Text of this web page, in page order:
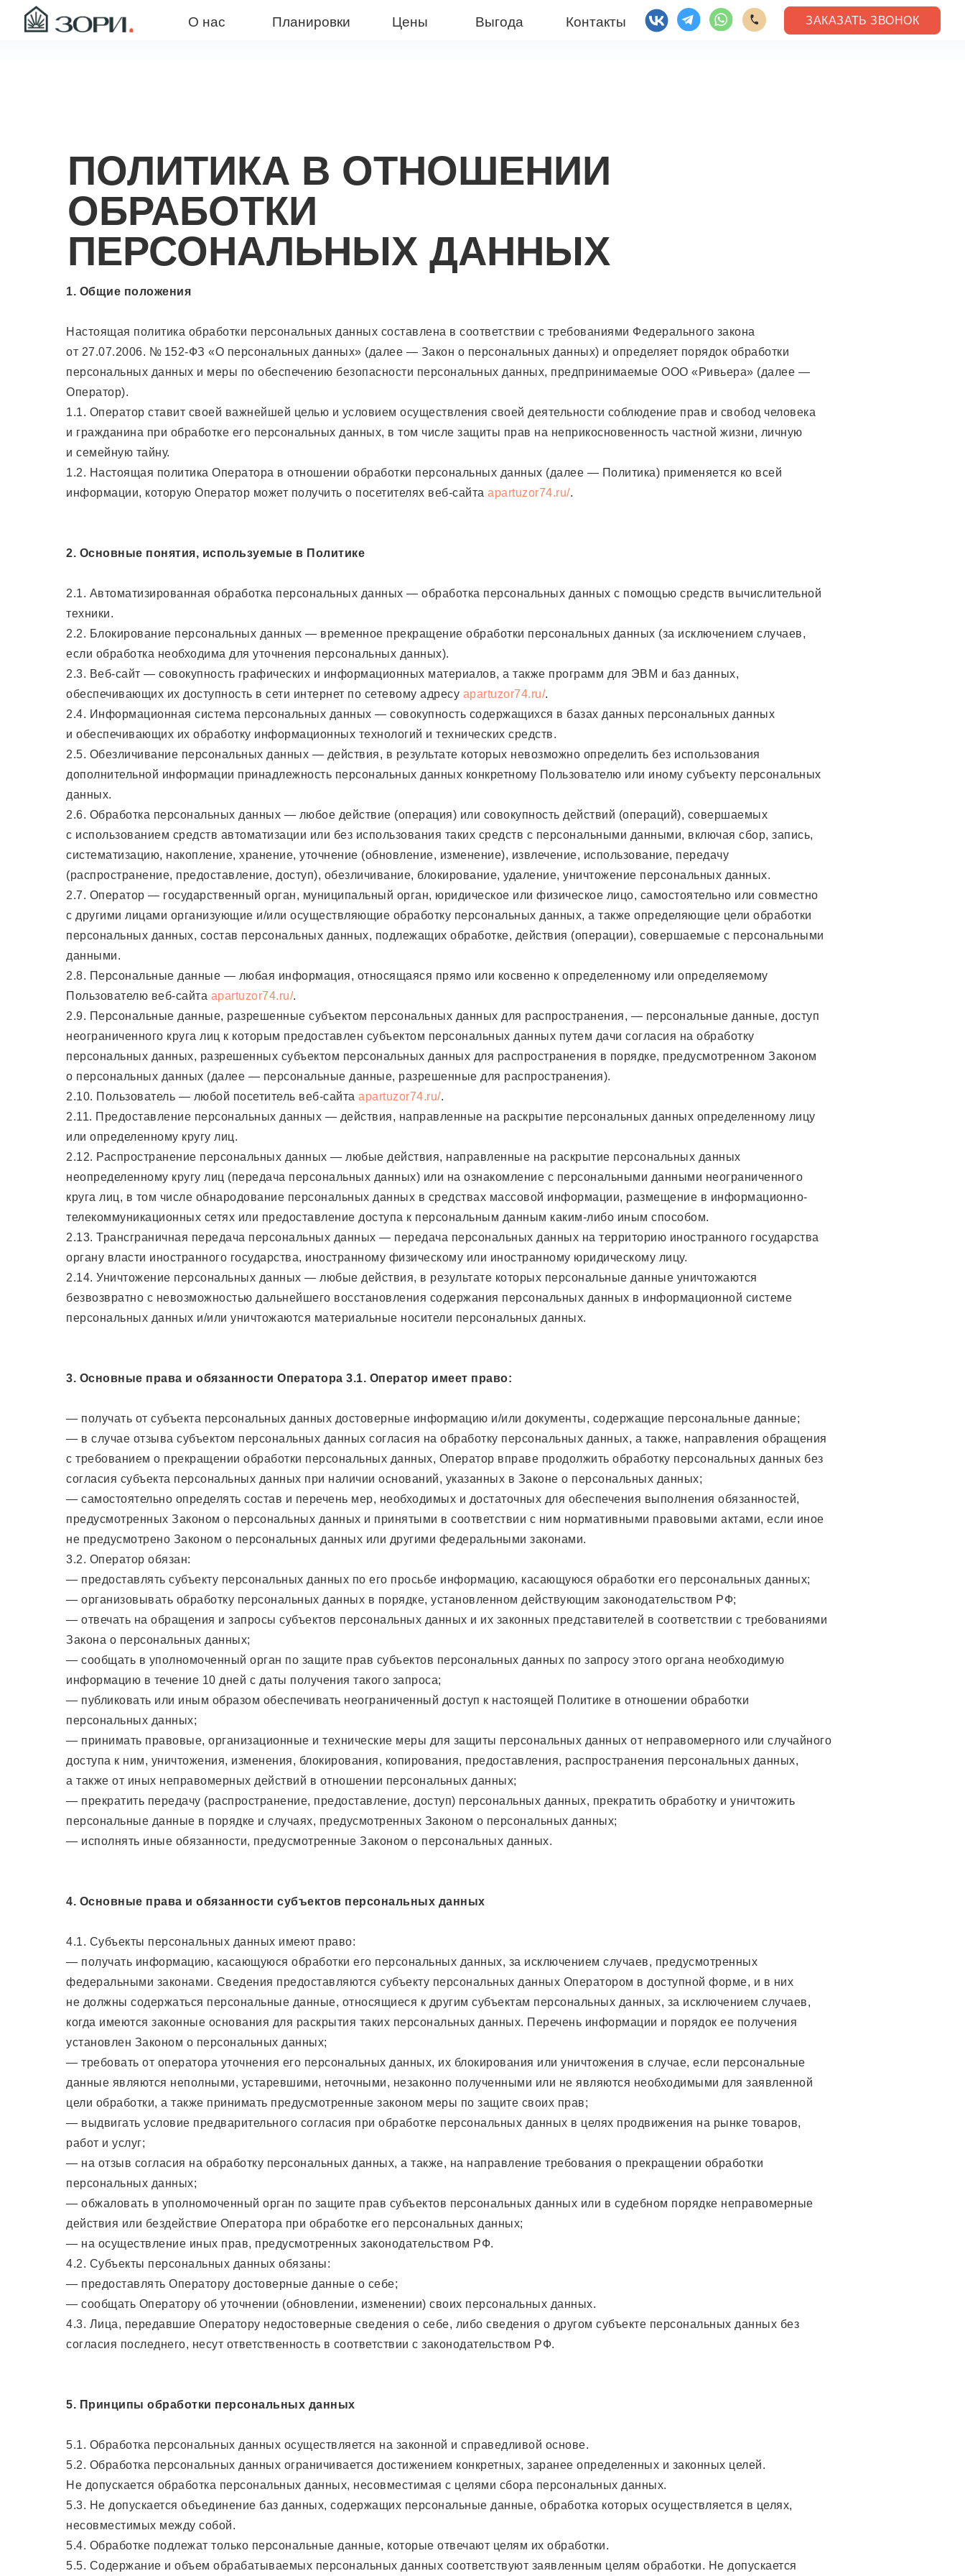
ЗАКАЗАТЬ ЗВОНОК
О нас Планировки Выгода Контакты
1. Общие положения
Настоящая политика обработки персональных данных составлена в соответствии с требованиями Федерального закона
от 27.07.2006. № 152-ФЗ «О персональных данных» (далее — Закон о персональных данных) и определяет порядок обработки
персональных данных и меры по обеспечению безопасности персональных данных, предпринимаемые ООО «Ривьера» (далее —
Оператор).
1.1. Оператор ставит своей важнейшей целью и условием осуществления своей деятельности соблюдение прав и свобод человека
и гражданина при обработке его персональных данных, в том числе защиты прав на неприкосновенность частной жизни, личную
и семейную тайну.
1.2. Настоящая политика Оператора в отношении обработки персональных данных (далее — Политика) применяется ко всей
информации, которую Оператор может получить о посетителях веб-сайта apartuzor74.ru/.
2. Основные понятия, используемые в Политике
2.1. Автоматизированная обработка персональных данных — обработка персональных данных с помощью средств вычислительной
техники.
2.2. Блокирование персональных данных — временное прекращение обработки персональных данных (за исключением случаев,
если обработка необходима для уточнения персональных данных).
2.3. Веб-сайт — совокупность графических и информационных материалов, а также программ для ЭВМ и баз данных,
обеспечивающих их доступность в сети интернет по сетевому адресу apartuzor74.ru/.
2.4. Информационная система персональных данных — совокупность содержащихся в базах данных персональных данных
и обеспечивающих их обработку информационных технологий и технических средств.
2.5. Обезличивание персональных данных — действия, в результате которых невозможно определить без использования
дополнительной информации принадлежность персональных данных конкретному Пользователю или иному субъекту персональных
данных.
2.6. Обработка персональных данных — любое действие (операция) или совокупность действий (операций), совершаемых
с использованием средств автоматизации или без использования таких средств с персональными данными, включая сбор, запись,
систематизацию, накопление, хранение, уточнение (обновление, изменение), извлечение, использование, передачу
(распространение, предоставление, доступ), обезличивание, блокирование, удаление, уничтожение персональных данных.
2.7. Оператор — государственный орган, муниципальный орган, юридическое или физическое лицо, самостоятельно или совместно
с другими лицами организующие и/или осуществляющие обработку персональных данных, а также определяющие цели обработки
персональных данных, состав персональных данных, подлежащих обработке, действия (операции), совершаемые с персональными
данными.
2.8. Персональные данные — любая информация, относящаяся прямо или косвенно к определенному или определяемому
Пользователю веб-сайта apartuzor74.ru/.
2.9. Персональные данные, разрешенные субъектом персональных данных для распространения, — персональные данные, доступ
неограниченного круга лиц к которым предоставлен субъектом персональных данных путем дачи согласия на обработку
персональных данных, разрешенных субъектом персональных данных для распространения в порядке, предусмотренном Законом
о персональных данных (далее — персональные данные, разрешенные для распространения).
2.10. Пользователь — любой посетитель веб-сайта apartuzor74.ru/.
2.11. Предоставление персональных данных — действия, направленные на раскрытие персональных данных определенному лицу
или определенному кругу лиц.
2.12. Распространение персональных данных — любые действия, направленные на раскрытие персональных данных
неопределенному кругу лиц (передача персональных данных) или на ознакомление с персональными данными неограниченного
круга лиц, в том числе обнародование персональных данных в средствах массовой информации, размещение в информационно-
телекоммуникационных сетях или предоставление доступа к персональным данным каким-либо иным способом.
2.13. Трансграничная передача персональных данных — передача персональных данных на территорию иностранного государства
органу власти иностранного государства, иностранному физическому или иностранному юридическому лицу.
2.14. Уничтожение персональных данных — любые действия, в результате которых персональные данные уничтожаются
безвозвратно с невозможностью дальнейшего восстановления содержания персональных данных в информационной системе
персональных данных и/или уничтожаются материальные носители персональных данных.
3. Основные права и обязанности Оператора 3.1. Оператор имеет право:
— получать от субъекта персональных данных достоверные информацию и/или документы, содержащие персональные данные;
— в случае отзыва субъектом персональных данных согласия на обработку персональных данных, а также, направления обращения
с требованием о прекращении обработки персональных данных, Оператор вправе продолжить обработку персональных данных без
согласия субъекта персональных данных при наличии оснований, указанных в Законе о персональных данных;
— самостоятельно определять состав и перечень мер, необходимых и достаточных для обеспечения выполнения обязанностей,
предусмотренных Законом о персональных данных и принятыми в соответствии с ним нормативными правовыми актами, если иное
не предусмотрено Законом о персональных данных или другими федеральными законами.
3.2. Оператор обязан:
— предоставлять субъекту персональных данных по его просьбе информацию, касающуюся обработки его персональных данных;
— организовывать обработку персональных данных в порядке, установленном действующим законодательством РФ;
— отвечать на обращения и запросы субъектов персональных данных и их законных представителей в соответствии с требованиями
Закона о персональных данных;
— сообщать в уполномоченный орган по защите прав субъектов персональных данных по запросу этого органа необходимую
информацию в течение 10 дней с даты получения такого запроса;
— публиковать или иным образом обеспечивать неограниченный доступ к настоящей Политике в отношении обработки
персональных данных;
— принимать правовые, организационные и технические меры для защиты персональных данных от неправомерного или случайного
доступа к ним, уничтожения, изменения, блокирования, копирования, предоставления, распространения персональных данных,
а также от иных неправомерных действий в отношении персональных данных;
— прекратить передачу (распространение, предоставление, доступ) персональных данных, прекратить обработку и уничтожить
персональные данные в порядке и случаях, предусмотренных Законом о персональных данных;
— исполнять иные обязанности, предусмотренные Законом о персональных данных.
4. Основные права и обязанности субъектов персональных данных
4.1. Субъекты персональных данных имеют право:
— получать информацию, касающуюся обработки его персональных данных, за исключением случаев, предусмотренных
федеральными законами. Сведения предоставляются субъекту персональных данных Оператором в доступной форме, и в них
не должны содержаться персональные данные, относящиеся к другим субъектам персональных данных, за исключением случаев,
когда имеются законные основания для раскрытия таких персональных данных. Перечень информации и порядок ее получения
установлен Законом о персональных данных;
— требовать от оператора уточнения его персональных данных, их блокирования или уничтожения в случае, если персональные
данные являются неполными, устаревшими, неточными, незаконно полученными или не являются необходимыми для заявленной
цели обработки, а также принимать предусмотренные законом меры по защите своих прав;
— выдвигать условие предварительного согласия при обработке персональных данных в целях продвижения на рынке товаров,
работ и услуг;
— на отзыв согласия на обработку персональных данных, а также, на направление требования о прекращении обработки
персональных данных;
— обжаловать в уполномоченный орган по защите прав субъектов персональных данных или в судебном порядке неправомерные
действия или бездействие Оператора при обработке его персональных данных;
— на осуществление иных прав, предусмотренных законодательством РФ.
4.2. Субъекты персональных данных обязаны:
— предоставлять Оператору достоверные данные о себе;
— сообщать Оператору об уточнении (обновлении, изменении) своих персональных данных.
4.3. Лица, передавшие Оператору недостоверные сведения о себе, либо сведения о другом субъекте персональных данных без
согласия последнего, несут ответственность в соответствии с законодательством РФ.
5. Принципы обработки персональных данных
5.1. Обработка персональных данных осуществляется на законной и справедливой основе.
5.2. Обработка персональных данных ограничивается достижением конкретных, заранее определенных и законных целей.
Не допускается обработка персональных данных, несовместимая с целями сбора персональных данных.
5.3. Не допускается объединение баз данных, содержащих персональные данные, обработка которых осуществляется в целях,
несовместимых между собой.
5.4. Обработке подлежат только персональные данные, которые отвечают целям их обработки.
5.5. Содержание и объем обрабатываемых персональных данных соответствуют заявленным целям обработки. Не допускается
ПОЛИТИКА В ОТНОШЕНИИ
ОБРАБОТКИ
ПЕРСОНАЛЬНЫХ ДАННЫХ